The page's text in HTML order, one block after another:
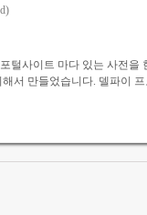
털사이트 마다 있는 사전을
서 만들었습니다. 델파이